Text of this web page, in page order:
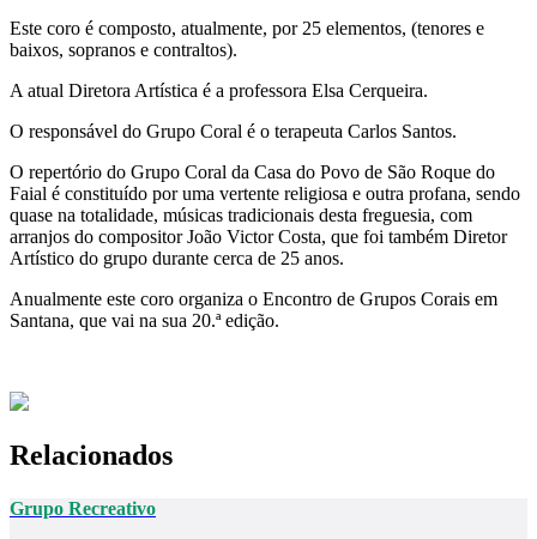
Este coro é composto, atualmente, por 25 elementos, (tenores e
baixos, sopranos e contraltos).
A atual Diretora Artística é a professora Elsa Cerqueira.
O responsável do Grupo Coral é o terapeuta Carlos Santos.
O repertório do Grupo Coral da Casa do Povo de São Roque do
Faial é constituído por uma vertente religiosa e outra profana, sendo
quase na totalidade, músicas tradicionais desta freguesia, com
arranjos do compositor João Victor Costa, que foi também Diretor
Artístico do grupo durante cerca de 25 anos.
Anualmente este coro organiza o Encontro de Grupos Corais em
Santana, que vai na sua 20.ª edição.
Relacionados
Grupo Recreativo